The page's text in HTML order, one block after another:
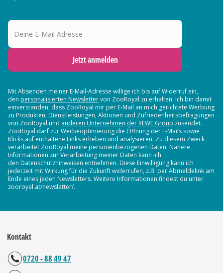
Deine E-Mail Adresse
Jetzt anmelden
Mit Absenden meiner E-Mail-Adresse willige ich bis auf Widerruf ein,
den personalisierten Newslettervon ZooRoyal zu erhalten. Ich bin damit
einverstanden, dass ZooRoyal mir per E-Mail an mich gerichtete Werbung
zu Produkten, Dienstleistungen, Aktionen und Zufriedenheitsbefragungen
von ZooRoyal und anderen Unternehmen der REWE Group zusendet.
ZooRoyal darf zur Werbeoptimierung die Öffnung der E-Mails sowie
Klicks auf enthaltene Links erheben und analysieren. Zu diesem Zweck
verarbeitet ZooRoyal meine personenbezogenen Daten. Nähere
Informationen zur Verarbeitung meiner Daten kann ich
den Datenschutzhinweisen entnehmen. Diese Einwilligung kann ich
jederzeit mit Wirkung für die Zukunft widerrufen, z.B. per Abmeldelink am
Ende eines jeden Newsletters. Weitere Informationen findest du unter
zooroyal.at/newsletter/.
Kontakt
0720 - 88 49 47